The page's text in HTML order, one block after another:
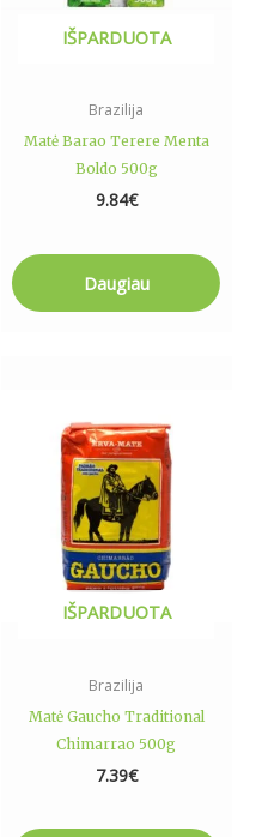
IŠPARDUOTA
Brazilija
Matė Barao Terere Menta
Boldo 500g
9.84€
Daugiau
IŠPARDUOTA
Brazilija
Matė Gaucho Traditional
Chimarrao 500g
7.39€